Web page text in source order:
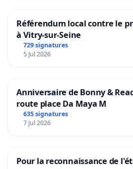
Référendum local contre le
à Vitry-sur-Seine
729 signatures
5 Jul 2026
Anniversaire de Bonny &
route place Da Maya M
635 signatures
7 Jul 2026
Pour la reconnaissance de